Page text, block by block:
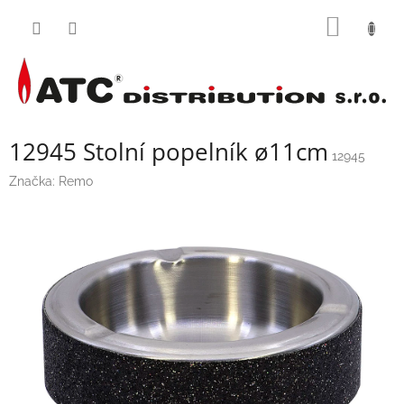
12945 Stolní popelník ø11cm 12945
Značka: Remo